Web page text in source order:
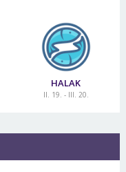
HALAK
II. 19. - III. 20.